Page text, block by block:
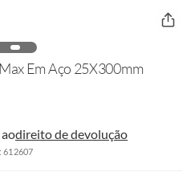
Em Aço 25X300mm
direito de devolução
612607